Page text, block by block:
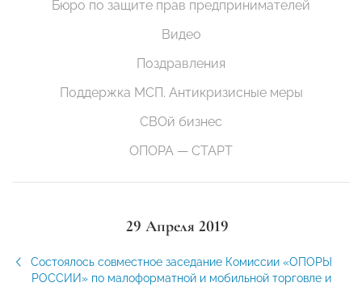
Бюро по защите прав предпринимателей
Видео
Поздравления
Поддержка МСП. Антикризисные меры
СВОй бизнес
ОПОРА — СТАРТ
29 Апреля 2019
Состоялось совместное заседание Комиссии «ОПОРЫ
РОССИИ» по малоформатной и мобильной торговле и